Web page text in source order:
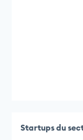
Startups du